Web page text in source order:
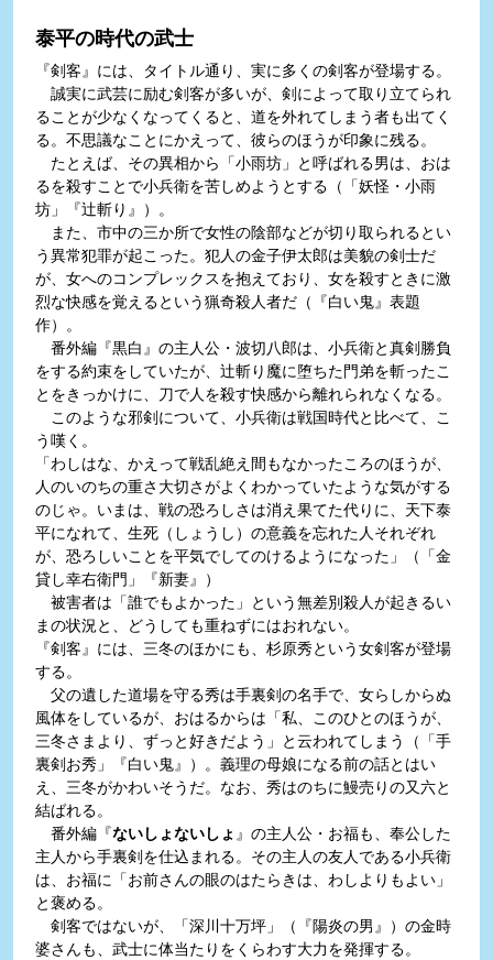
泰平の時代の武士
『剣客』には、タイトル通り、実に多くの剣客が登場する。
誠実に武芸に励む剣客が多いが、剣によって取り立てられ
ることが少なくなってくると、道を外れてしまう者も出てく
る。不思議なことにかえって、彼らのほうが印象に残る。
たとえば、その異相から「小雨坊」と呼ばれる男は、おは
るを殺すことで小兵衛を苦しめようとする（「妖怪・小雨
坊」『辻斬り』）。
また、市中の三か所で女性の陰部などが切り取られるとい
う異常犯罪が起こった。犯人の金子伊太郎は美貌の剣士だ
が、女へのコンプレックスを抱えており、女を殺すときに激
烈な快感を覚えるという猟奇殺人者だ（『白い鬼』表題
作）。
番外編『黒白』の主人公・波切八郎は、小兵衛と真剣勝負
をする約束をしていたが、辻斬り魔に堕ちた門弟を斬ったこ
とをきっかけに、刀で人を殺す快感から離れられなくなる。
このような邪剣について、小兵衛は戦国時代と比べて、こ
う嘆く。
「わしはな、かえって戦乱絶え間もなかったころのほうが、
人のいのちの重さ大切さがよくわかっていたような気がする
のじゃ。いまは、戦の恐ろしさは消え果てた代りに、天下泰
平になれて、生死（しょうし）の意義を忘れた人それぞれ
が、恐ろしいことを平気でしてのけるようになった」（「金
貸し幸右衛門」『新妻』）
被害者は「誰でもよかった」という無差別殺人が起きるい
まの状況と、どうしても重ねずにはおれない。
『剣客』には、三冬のほかにも、杉原秀という女剣客が登場
する。
父の遺した道場を守る秀は手裏剣の名手で、女らしからぬ
風体をしているが、おはるからは「私、このひとのほうが、
三冬さまより、ずっと好きだよう」と云われてしまう（「手
裏剣お秀」『白い鬼』）。義理の母娘になる前の話とはい
え、三冬がかわいそうだ。なお、秀はのちに鰻売りの又六と
結ばれる。
番外編『ないしょないしょ 』の主人公・お福も、奉公した
主人から手裏剣を仕込まれる。その主人の友人である小兵衛
は、お福に「お前さんの眼のはたらきは、わしよりもよい」
と褒める。
剣客ではないが、「深川十万坪」（『陽炎の男』）の金時
婆さんも、武士に体当たりをくらわす大力を発揮する。